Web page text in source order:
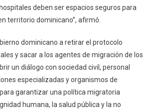
deben ser espacios seguros para
territorio dominicano”, afirmó.
dominicano a retirar el protocolo
y sacar a los agentes de migración de los
un diálogo con sociedad civil, personal
especializadas y organismos de
garantizar una política migratoria
humana, la salud pública y la no